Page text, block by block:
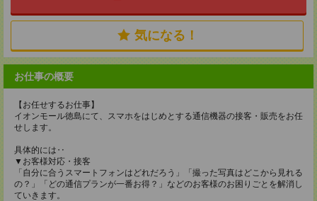
気になる！
お仕事の概要
【お任せするお仕事】
イオンモール徳島にて、スマホをはじめとする通信機器の接客・販売をお任
せします。
具体的には‥
▼お客様対応・接客
「自分に合うスマートフォンはどれだろう」「撮った写真はどこから見れる
の？」「どの通信プランが一番お得？」などのお客様のお困りごとを解消し
ていきます。